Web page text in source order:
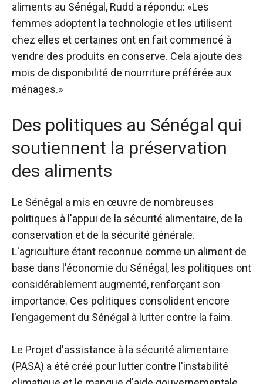
aliments au Sénégal, Rudd a répondu: «Les
femmes adoptent la technologie et les utilisent
chez elles et certaines ont en fait commencé à
vendre des produits en conserve. Cela ajoute des
mois de disponibilité de nourriture préférée aux
ménages.»
Des politiques au Sénégal qui
soutiennent la préservation
des aliments
Le Sénégal a mis en œuvre de nombreuses
politiques à l'appui de la sécurité alimentaire, de la
conservation et de la sécurité générale.
L'agriculture étant reconnue comme un aliment de
base dans l'économie du Sénégal, les politiques ont
considérablement augmenté, renforçant son
importance. Ces politiques consolident encore
l'engagement du Sénégal à lutter contre la faim.
Le Projet d'assistance à la sécurité alimentaire
(PASA) a été créé pour lutter contre l'instabilité